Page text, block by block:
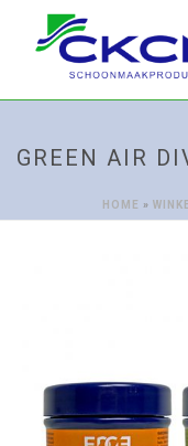
GREEN AIR
HOME »